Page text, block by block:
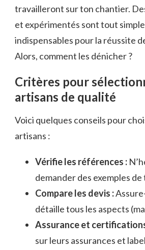
travailleront sur ton chantier.
et expérimentés sont tout
indispensables pour la réussite
Alors, comment les dénicher ?
Critères pour
artisans de qualité
Voici quelques conseils pour
artisans :
Vérifie les références :
demander des exemples
Compare les devis :
détaille tous les aspects
Assurance et
sur leurs assurances et